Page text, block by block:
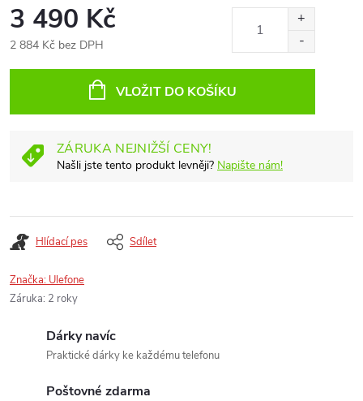
3 490 Kč
2 884 Kč bez DPH
VLOŽIT DO KOŠÍKU
ZÁRUKA NEJNIŽŠÍ CENY!
Našli jste tento produkt levněji? Napište nám!
Hlídací pes Sdílet
Značka: Ulefone
Záruka: 2 roky
Dárky navíc
Praktické dárky ke každému telefonu
Poštovné zdarma